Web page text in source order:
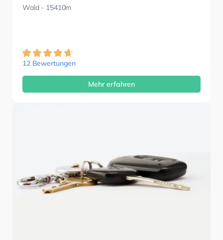
Wald- 15410m
12 Bewertungen
Mehr erfahren